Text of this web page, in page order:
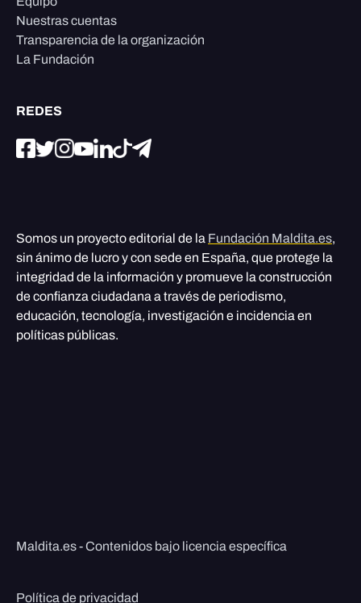
Nuestras cuentas
Transparencia de la organización
La Fundación
REDES
Somos un proyecto editorial de la Fundación Maldita.es,
sin ánimo de lucro y con sede en España, que protege la
integridad de la información y promueve la construcción
de confianza ciudadana a través de periodismo,
educación, tecnología, investigación e incidencia en
políticas públicas.
Maldita.es - Contenidos bajo licencia específica
Política de privacidad